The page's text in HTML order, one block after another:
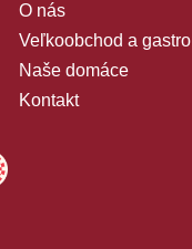
O nás
Veľkoobchod a gastro
Naše domáce
Kontakt